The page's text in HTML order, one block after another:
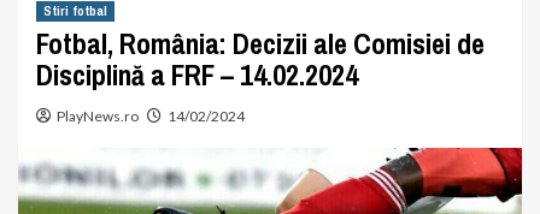
Stiri fotbal
Fotbal, România: Decizii ale Comisiei de
Disciplină a FRF – 14.02.2024
PlayNews.ro 14/02/2024